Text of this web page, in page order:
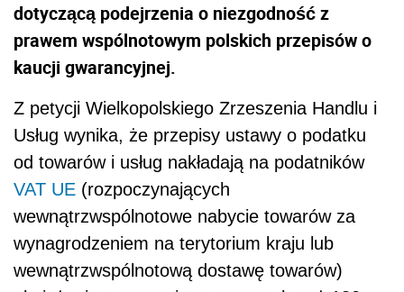
dotyczącą podejrzenia o niezgodność z
prawem wspólnotowym polskich przepisów o
kaucji gwarancyjnej.
Z petycji Wielkopolskiego Zrzeszenia Handlu i
Usług wynika, że przepisy ustawy o podatku
od towarów i usług nakładają na podatników
VAT UE (rozpoczynających
wewnątrzwspólnotowe nabycie towarów za
wynagrodzeniem na terytorium kraju lub
wewnątrzwspólnotową dostawę towarów)